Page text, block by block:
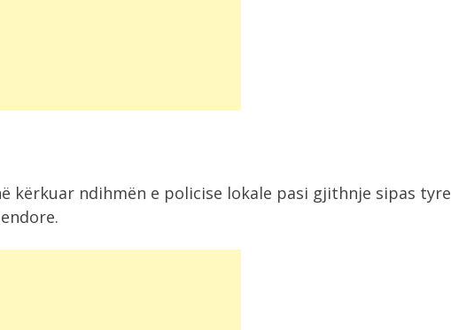
kërkuar ndihmën e policise lokale pasi gjithnje sipas tyre